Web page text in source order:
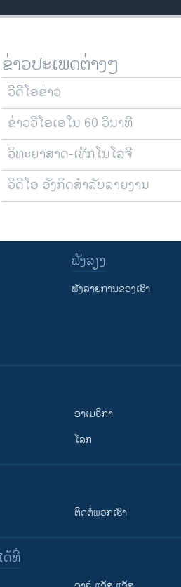
ຂ່າວປະເພດຕ່າງໆ
ວີດີໂອຂ່າວ
ຂ່າວວີໂອເອໃນ 60 ວິນາທີ
ວິທະຍາສາດ-ເທັກໂນໂລຈີ
ວີດີໂອ ອັງກິດສຳລັບລາຍງານ
ຟັງສຽງ
ຟັງລາຍການຂອງເຮົາ
ອາເມຣິກາ
ໂລກ
ຕິດຕໍ່ພວກເຮົາ
ດ້ທີ່